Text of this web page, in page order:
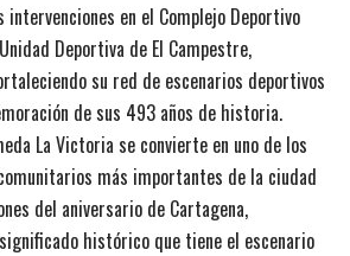
en el Complejo Deportivo
Deportiva de El Campestre,
su red de escenarios deportivos
de sus 493 años de historia.
La Victoria se convierte en uno de los
más importantes de la ciudad
del aniversario de Cartagena,
histórico que tiene el escenario